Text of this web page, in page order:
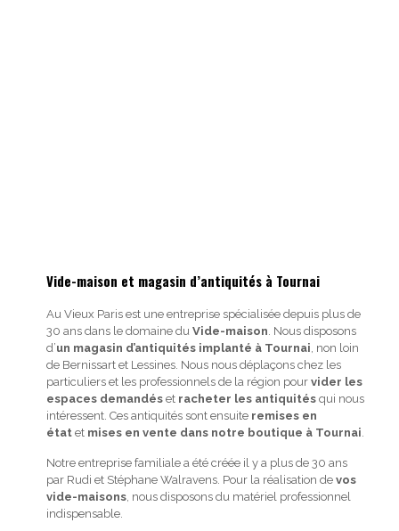
Vide-maison et magasin d’antiquités à Tournai
Au Vieux Paris est une entreprise spécialisée depuis plus de
30 ans dans le domaine du Vide-maison . Nous disposons
d’un magasin d’antiquités implanté à Tournai , non loin
de Bernissart et Lessines. Nous nous déplaçons chez les
particuliers et les professionnels de la région pour vider les
espaces demandéset racheter les antiquitésqui nous
intéressent. Ces antiquités sont ensuite remises en
étatet mises en vente dans notre boutique à Tournai
Notre entreprise familiale a été créée il y a plus de 30 ans
par Rudi et Stéphane Walravens. Pour la réalisation de vos
vide-maisons, nous disposons du matériel professionnel
indispensable.